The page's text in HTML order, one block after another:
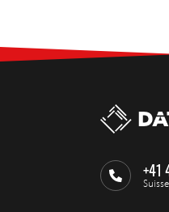
+41
Suisse